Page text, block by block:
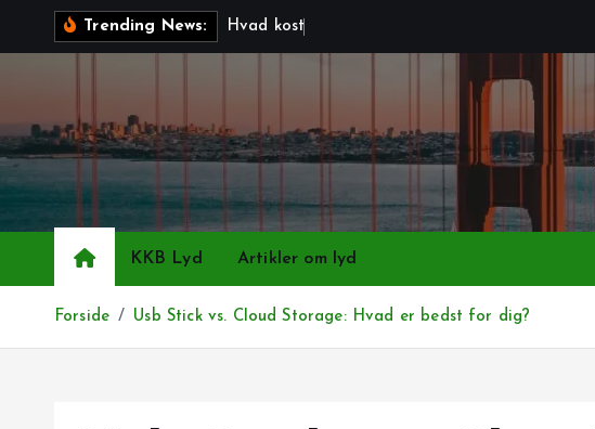
i
n
Trending News: H vad kost
KKB Lyd Artikler om lyd
Forside Usb Stick vs. Cloud Storage: Hvad er bedst for dig?